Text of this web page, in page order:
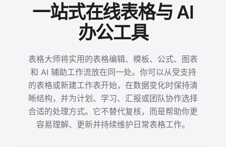
一站式在线表格与 AI
办公工具
表格大师将实用的表格编辑、模板、公式、图表
和 AI 辅助工作流放在同一处。你可以从受支持
的表格或新建工作表开始，在数据变化时保持清
晰结构，并为计划、学习、汇报或团队协作选择
合适的处理方式。它不替代复核，而是帮助你更
容易理解、更新并持续维护日常表格工作。